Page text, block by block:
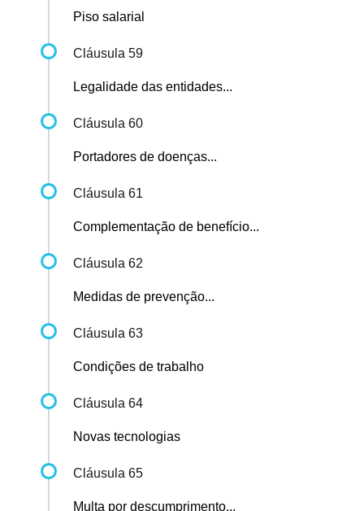
Piso salarial
Cláusula 59
Legalidade das entidades...
Cláusula 60
Portadores de doenças...
Cláusula 61
Complementação de benefício...
Cláusula 62
Medidas de prevenção...
Cláusula 63
Condições de trabalho
Cláusula 64
Novas tecnologias
Cláusula 65
Multa por descumprimento...